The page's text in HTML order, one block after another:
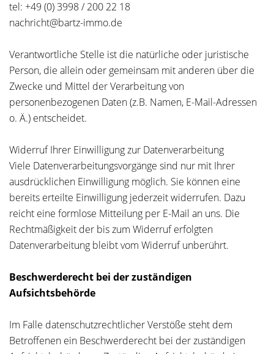
tel: +49 (0) 3998 / 200 22 18
nachricht@bartz-immo.de
Verantwortliche Stelle ist die natürliche oder juristische
Person, die allein oder gemeinsam mit anderen über die
Zwecke und Mittel der Verarbeitung von
personenbezogenen Daten (z.B. Namen, E-Mail-Adressen
o. Ä.) entscheidet.
Widerruf Ihrer Einwilligung zur Datenverarbeitung
Viele Datenverarbeitungsvorgänge sind nur mit Ihrer
ausdrücklichen Einwilligung möglich. Sie können eine
bereits erteilte Einwilligung jederzeit widerrufen. Dazu
reicht eine formlose Mitteilung per E-Mail an uns. Die
Rechtmäßigkeit der bis zum Widerruf erfolgten
Datenverarbeitung bleibt vom Widerruf unberührt.
Beschwerderecht bei der zuständigen
Aufsichtsbehörde
Im Falle datenschutzrechtlicher Verstöße steht dem
Betroffenen ein Beschwerderecht bei der zuständigen